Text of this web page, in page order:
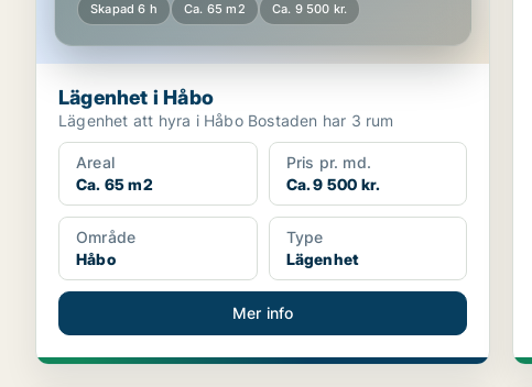
Skapad 6 h Ca. 65 m2 Ca. 9 500 kr.
Lägenhet i Håbo
Lägenhet att hyra i Håbo Bostaden har 3 rum
Areal
Ca. 65 m2
Pris pr. md.
Ca. 9 500 kr.
Område
Håbo
Type
Lägenhet
Mer info